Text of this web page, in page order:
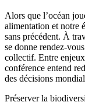
Alors que l’océan
alimentation et notre
sans précédent. À
se donne rendez-
collectif. Entre
conférence entend
des décisions
Préserver la